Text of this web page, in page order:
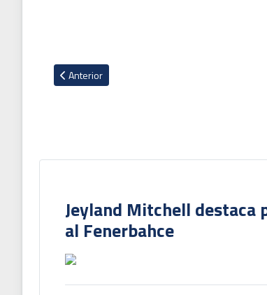
Artículo anterior: Jafet Soto viaja a México para
Anterior
Jeyland Mitchell destaca
al Fenerbahce